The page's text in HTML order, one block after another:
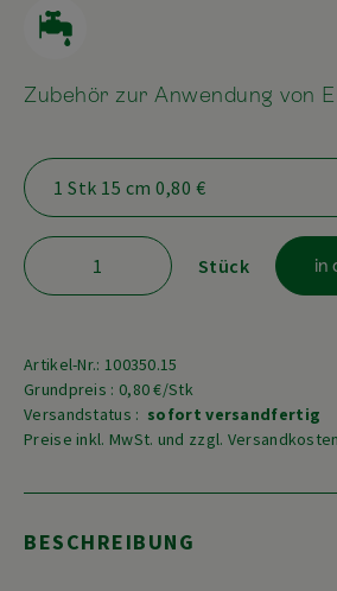
Zubehör zur Anwendung von
Stück in
Artikel-Nr.: 100350.15
Grundpreis : 0,80 €/Stk
Versandstatus : sofort versandfertig
Preise inkl. MwSt. und zzgl. Versandkosten
BESCHREIBUNG